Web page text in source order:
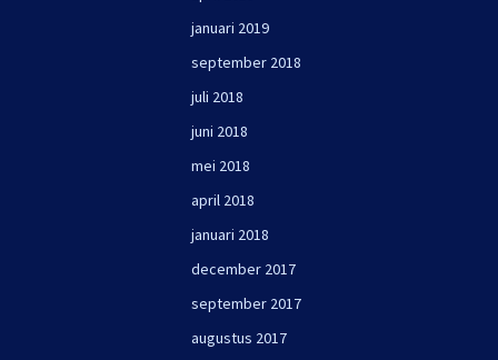
januari 2019
september 2018
juli 2018
juni 2018
mei 2018
april 2018
januari 2018
december 2017
september 2017
augustus 2017